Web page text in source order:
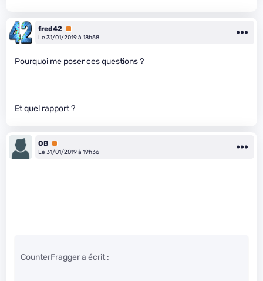
fred42 Premium
Le 31/01/2019 à 18h58
Pourquoi me poser ces questions ?
Et quel rapport ?
OB Premium
Le 31/01/2019 à 19h36
CounterFragger a écrit :